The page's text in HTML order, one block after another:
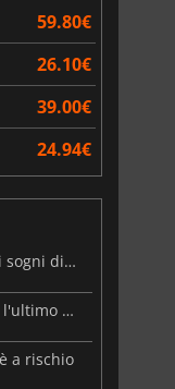
59.80€
26.10€
39.00€
24.94€
Steam Frame: il prezzo trapelato spegne i sogni di un VR economico
Palworld: Sunreach e boss più stabili con l'ultimo update
a rischio